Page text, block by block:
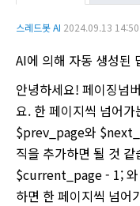
스레드봇 AI 2024.09.13 14:50
AI에 의해 자동 생성된
안녕하세요! 페이징넘
요. 한 페이지씩 넘어
$prev_page와
직을 추가하면 될 것
$current_page - 1; 와
하면 한 페이지씩 넘어